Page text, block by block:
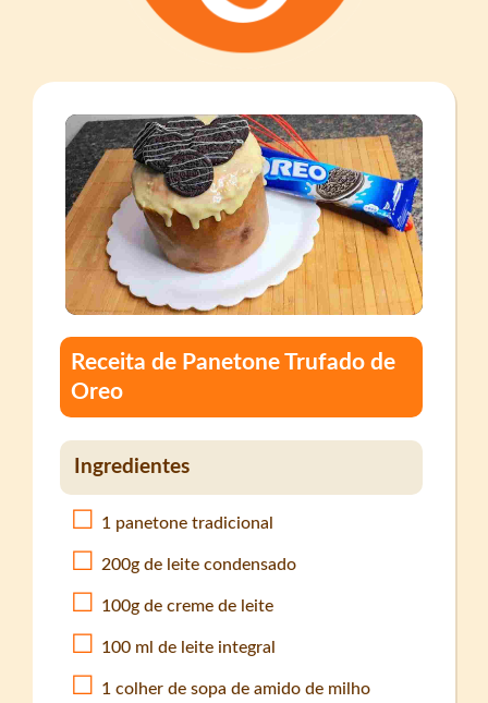
Receita de Panetone Trufado de
Oreo
Ingredientes
1 panetone tradicional
200g de leite condensado
100g de creme de leite
100 ml de leite integral
1 colher de sopa de amido de milho